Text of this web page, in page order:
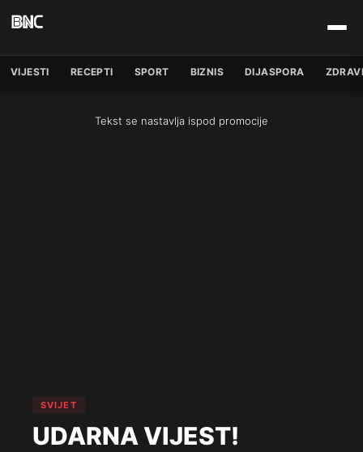
VIJESTI RECEPTI SPORT BIZNIS DIJASPORA
Tekst se nastavlja ispod promocije
SVIJET
UDARNA VIJEST!